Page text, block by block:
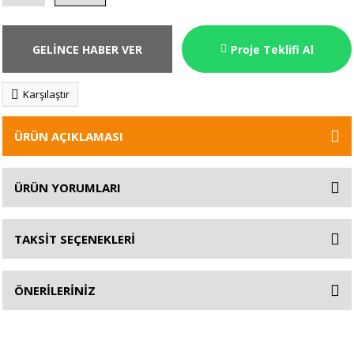
GELİNCE HABER VER Proje Teklifi Al
Karşılaştır
ÜRÜN AÇIKLAMASI
ÜRÜN YORUMLARI
TAKSİT SEÇENEKLERİ
ÖNERİLERİNİZ